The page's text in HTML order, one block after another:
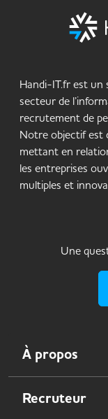
Handi-IT.fr est un
secteur de
recrutement de
Notre objectif est
mettant en
les entreprises
multiples et
Une
À propos
Recruteur